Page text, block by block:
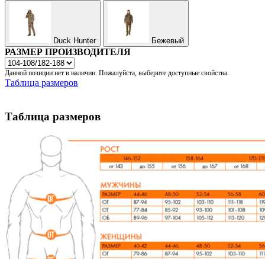
Duck Hunter Бежевый
РАЗМЕР ПРОИЗВОДИТЕЛЯ
Данной позиции нет в наличии. Пожалуйста, выберите доступные свойства.
Таблица размеров
Таблица размеров